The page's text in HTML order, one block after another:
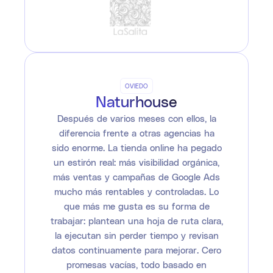
OVIEDO
Naturhouse
Después de varios meses con ellos, la
diferencia frente a otras agencias ha
sido enorme. La tienda online ha pegado
un estirón real: más visibilidad orgánica,
más ventas y campañas de Google Ads
mucho más rentables y controladas. Lo
que más me gusta es su forma de
trabajar: plantean una hoja de ruta clara,
la ejecutan sin perder tiempo y revisan
datos continuamente para mejorar. Cero
promesas vacías, todo basado en